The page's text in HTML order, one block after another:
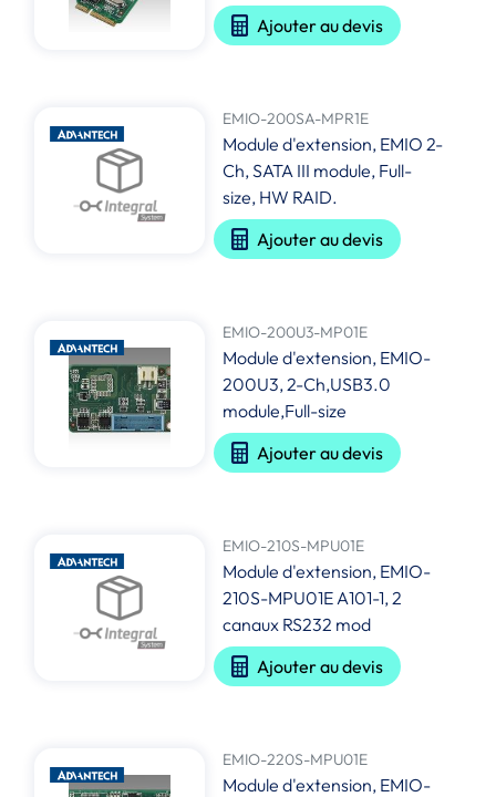
Ajouter au devis
EMIO-200SA-MPR1E
Module d'extension, EMIO 2-
Ch, SATA III module, Full-
size, HW RAID.
Ajouter au devis
EMIO-200U3-MP01E
Module d'extension, EMIO-
200U3, 2-Ch,USB3.0
module,Full-size
Ajouter au devis
EMIO-210S-MPU01E
Module d'extension, EMIO-
210S-MPU01E A101-1, 2
canaux RS232 mod
Ajouter au devis
EMIO-220S-MPU01E
Module d'extension, EMIO-